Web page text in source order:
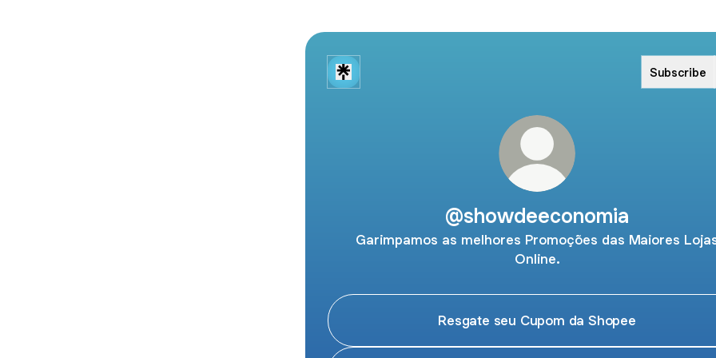
Subscribe
@showdeeconomia
Garimpamos as melhores Promoções das Maiores
Online.
Resgate seu Cupom da Shopee